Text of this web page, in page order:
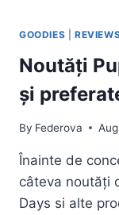
GOODIES
Noutăți
și
By Federova
Înainte de
câteva noutăți
Days si alte